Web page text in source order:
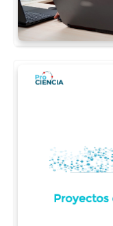
Sürdürülebilir Çevre
Uzaktan Eğitim
Yörük Kültürü Uygulama